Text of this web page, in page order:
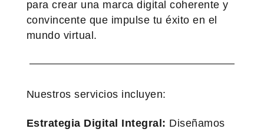
para crear una marca digital coherente y
convincente que impulse tu éxito en el
mundo virtual.
Nuestros servicios incluyen:
Estrategia Digital Integral: Diseñamos